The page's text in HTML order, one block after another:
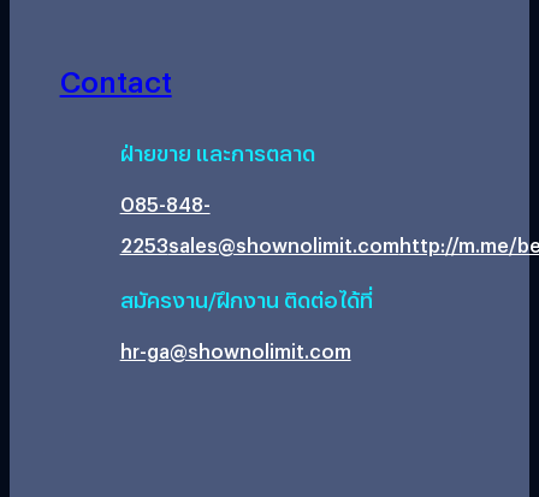
Contact
ฝ่ายขาย และการตลาด
085-848-
2253sales@shownolimit.comhttp://m.me/
สมัครงาน/ฝึกงาน ติดต่อได้ที่
hr-ga@shownolimit.com